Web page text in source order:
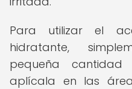
Para utilizar el
hidratante,
pequeña
aplícala en las